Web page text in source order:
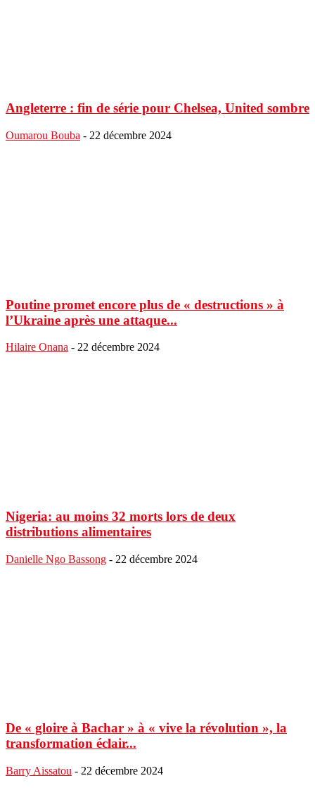
Angleterre : fin de série pour Chelsea, United sombre
Oumarou Bouba - 22 décembre 2024
Poutine promet encore plus de « destructions » à
l’Ukraine après une attaque...
Hilaire Onana - 22 décembre 2024
Nigeria: au moins 32 morts lors de deux
distributions alimentaires
Danielle Ngo Bassong - 22 décembre 2024
De « gloire à Bachar » à « vive la révolution », la
transformation éclair...
Barry Aissatou - 22 décembre 2024